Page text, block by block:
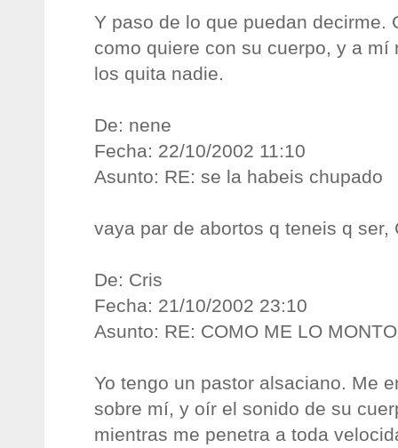
Y paso de lo que puedan decirme.
como quiere con su cuerpo, y a mí
los quita nadie.
De: nene
Fecha: 22/10/2002 11:10
Asunto: RE: se la habeis chupado
vaya par de abortos q teneis q ser,
De: Cris
Fecha: 21/10/2002 23:10
Asunto: RE: COMO ME LO
Yo tengo un pastor alsaciano. Me
sobre mí, y oír el sonido de su
mientras me penetra a toda